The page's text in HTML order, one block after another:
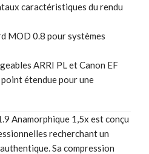
caractéristiques du rendu
MOD 0.8 pour systèmes
ARRI PL et Canon EF
étendue pour une
Anamorphique 1,5x est conçu
recherchant un
Sa compression